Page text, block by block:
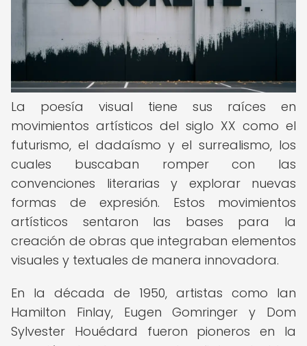
La poesía visual tiene sus raíces en
movimientos artísticos del siglo XX como el
futurismo, el dadaísmo y el surrealismo, los
cuales buscaban romper con las
convenciones literarias y explorar nuevas
formas de expresión. Estos movimientos
artísticos sentaron las bases para la
creación de obras que integraban elementos
visuales y textuales de manera innovadora.
En la década de 1950, artistas como Ian
Hamilton Finlay, Eugen Gomringer y Dom
Sylvester Houédard fueron pioneros en la